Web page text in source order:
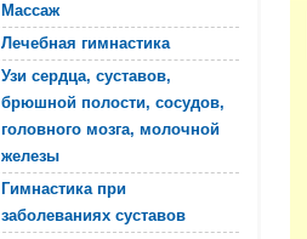
Массаж
Лечебная гимнастика
Узи сердца, суставов,
брюшной полости, сосудов,
головного мозга, молочной
железы
Гимнастика при
заболеваниях суставов